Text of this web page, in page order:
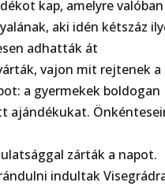
kap, amelyre valóban
aki idén kétszáz
adhatták át
vajon mit rejtenek a
a gyermekek boldogan
ajándékukat.
zárták a napot.
indultak